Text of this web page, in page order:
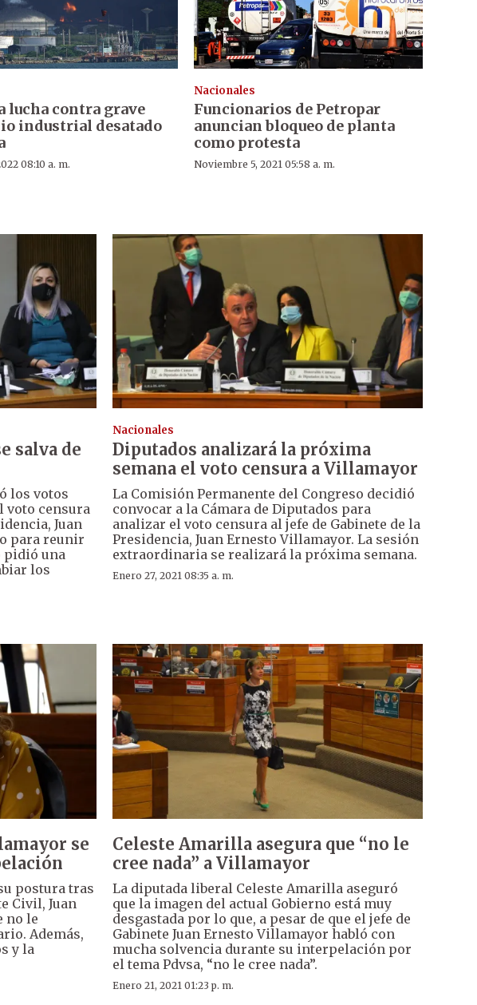
lucha contra grave
industrial desatado
08:10 a. m.
Nacionales
Funcionarios de Petropar
anuncian bloqueo de planta
como protesta
Noviembre 5, 2021 05:58 a. m.
salva de
los votos
voto censura
Juan
para reunir
pidió una
los
Nacionales
Diputados analizará la próxima
semana el voto censura a Villamayor
La Comisión Permanente del Congreso decidió
convocar a la Cámara de Diputados para
analizar el voto censura al jefe de Gabinete de la
Presidencia, Juan Ernesto Villamayor. La sesión
extraordinaria se realizará la próxima semana.
Enero 27, 2021 08:35 a. m.
se
postura tras
Civil, Juan
no le
Además,
y la
Celeste Amarilla asegura que “no le
cree nada” a Villamayor
La diputada liberal Celeste Amarilla aseguró
que la imagen del actual Gobierno está muy
desgastada por lo que, a pesar de que el jefe de
Gabinete Juan Ernesto Villamayor habló con
mucha solvencia durante su interpelación por
el tema Pdvsa, “no le cree nada”.
Enero 21, 2021 01:23 p. m.